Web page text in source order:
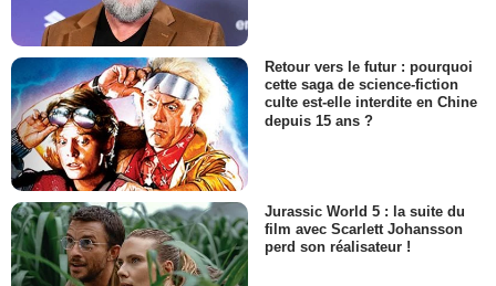
Retour vers le futur : pourquoi
cette saga de science-fiction
culte est-elle interdite en Chine
depuis 15 ans ?
Jurassic World 5 : la suite du
film avec Scarlett Johansson
perd son réalisateur !